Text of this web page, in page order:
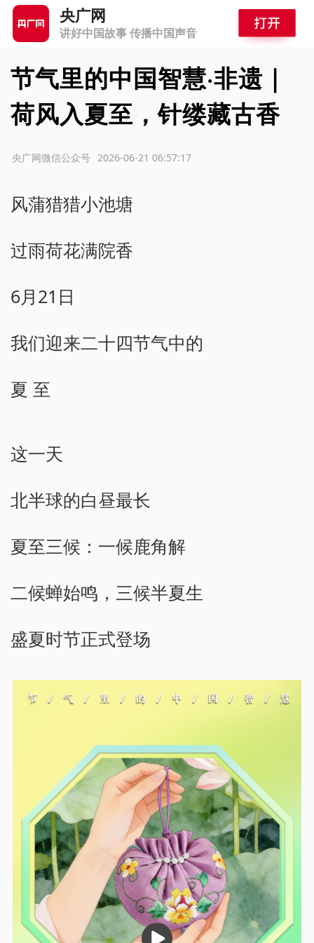
央广网
讲好中国故事 传播中国声音
节气里的中国智慧·非遗｜
荷风入夏至，针缕藏古香
2026-06-21 06:57:17
央广网微信公众号
风蒲猎猎小池塘
过雨荷花满院香
6月21日
我们迎来二十四节气中的
夏 至
这一天
北半球的白昼最长
夏至三候：一候鹿角解
二候蝉始鸣，三候半夏生
盛夏时节正式登场
播
放